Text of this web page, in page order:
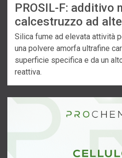
PROSIL-F: additivo
calcestruzzo ad
Silica fume ad elevata attività
una polvere amorfa ultrafine
superficie specifica e da un
reattiva.